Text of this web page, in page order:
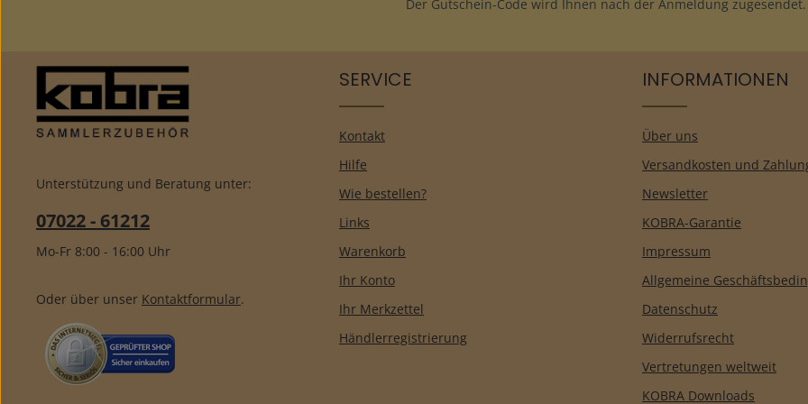
Der Gutschein-Code wird Ihnen nach der Anmeldung zugesendet.
Unterstützung und Beratung unter:
07022 - 61212
Mo-Fr 8:00 - 16:00 Uhr
Oder über unser Kontaktformular.
SERVICE
Kontakt
Hilfe
Wie bestellen?
Links
Warenkorb
Ihr Konto
Ihr Merkzettel
Händlerregistrierung
INFORMATIONEN
Über uns
Versandkosten und
Newsletter
KOBRA-Garantie
Impressum
Allgemeine
Datenschutz
Widerrufsrecht
Vertretungen weltweit
KOBRA Downloads